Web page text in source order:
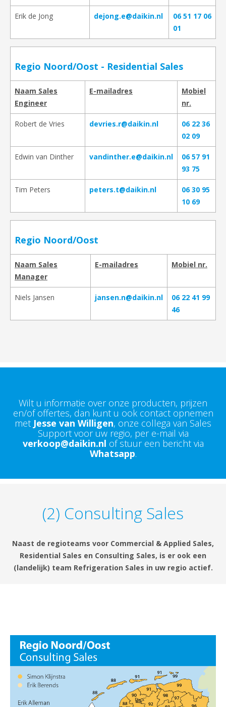
Erik de Jong dejong.e@daikin.nl
06 51 17 06
01
Regio Noord/Oost - Residential Sales
Naam Sales
Engineer
E-mailadres
Mobiel
nr.
Robert de Vries devries.r@daikin.nl
06 22 36
02 09
Edwin van Dinther vandinther.e@daikin.nl
06 57 91
93 75
Tim Peters peters.t@daikin.nl
06 30 95
10 69
Regio Noord/Oost
Naam Sales
Manager
E-mailadres Mobiel nr.
Niels Jansen jansen.n@daikin.nl
06 22 41 99
46
Wilt u informatie over onze producten, prijzen
en/of offertes, dan kunt u ook contact opnemen
met Jesse van Willigen, onze collega van Sales
Support voor uw regio, per e-mail via
verkoop@daikin.nl of stuur een bericht via
Whatsapp.
(2) Consulting Sales
Naast de regioteams voor Commercial & Applied Sales,
Residential Sales en Consulting Sales, is er ook een
(landelijk) team Refrigeration Sales in uw regio actief.